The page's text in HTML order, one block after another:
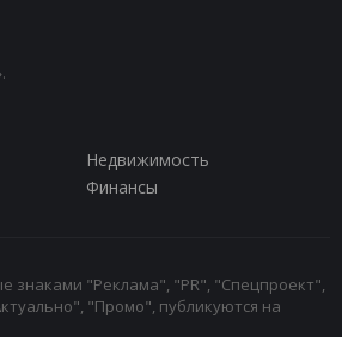
Недвижимость
Финансы
знаками "Реклама", "PR", "Спецпроект",
"Промо", публикуются на